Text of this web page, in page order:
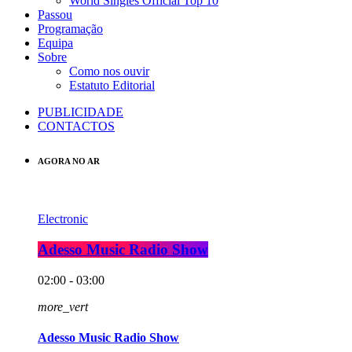
Passou
Programação
Equipa
Sobre
Como nos ouvir
Estatuto Editorial
PUBLICIDADE
CONTACTOS
AGORA NO AR
Electronic
Adesso Music Radio Show
02:00 - 03:00
more_vert
Adesso Music Radio Show